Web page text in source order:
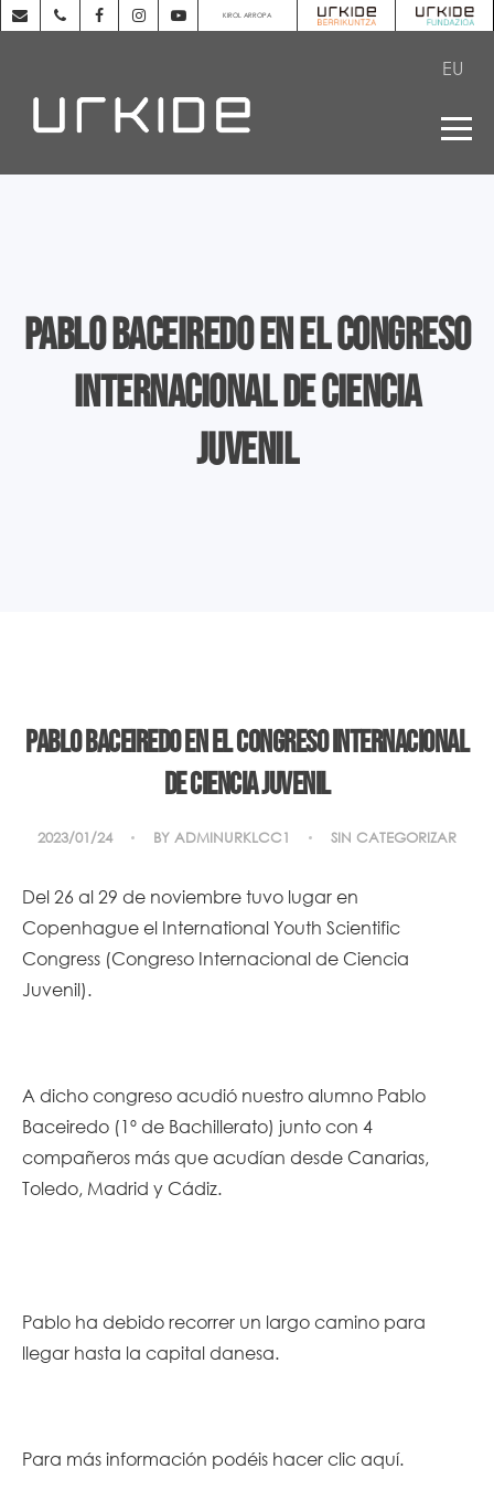
KIROL ARROPA
EU
Pablo Baceiredo en el Congreso
Internacional de Ciencia
Juvenil
Pablo Baceiredo en el Congreso Internacional
de Ciencia Juvenil
2023/01/24 BY ADMINURKLCC1 SIN CATEGORIZAR
Del 26 al 29 de noviembre tuvo lugar en
Copenhague el International Youth Scientific
Congress (Congreso Internacional de Ciencia
Juvenil).
A dicho congreso acudió nuestro alumno Pablo
Baceiredo (1º de Bachillerato) junto con 4
compañeros más que acudían desde Canarias,
Toledo, Madrid y Cádiz.
Pablo ha debido recorrer un largo camino para
llegar hasta la capital danesa.
Para más información podéis hacerclic aquí.